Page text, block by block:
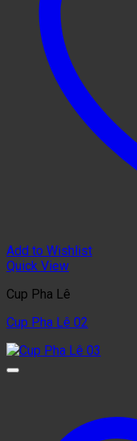
Add to Wishlist
Quick View
Cup Pha Lê
Cup Pha Lê 02